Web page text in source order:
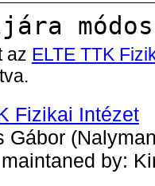
az ELTE TTK
Fizikai Intézet
Gábor
by: